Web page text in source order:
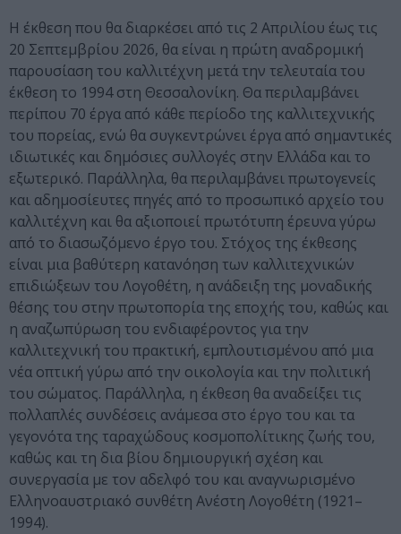
Η έκθεση που θα διαρκέσει από τις 2 Απριλίου έως τις
20 Σεπτεμβρίου 2026, θα είναι η πρώτη αναδρομική
παρουσίαση του καλλιτέχνη μετά την τελευταία του
έκθεση το 1994 στη Θεσσαλονίκη. Θα περιλαμβάνει
περίπου 70 έργα από κάθε περίοδο της καλλιτεχνικής
του πορείας, ενώ θα συγκεντρώνει έργα από σημαντικές
ιδιωτικές και δημόσιες συλλογές στην Ελλάδα και το
εξωτερικό. Παράλληλα, θα περιλαμβάνει πρωτογενείς
και αδημοσίευτες πηγές από το προσωπικό αρχείο του
καλλιτέχνη και θα αξιοποιεί πρωτότυπη έρευνα γύρω
από το διασωζόμενο έργο του. Στόχος της έκθεσης
είναι μια βαθύτερη κατανόηση των καλλιτεχνικών
επιδιώξεων του Λογοθέτη, η ανάδειξη της μοναδικής
θέσης του στην πρωτοπορία της εποχής του, καθώς και
η αναζωπύρωση του ενδιαφέροντος για την
καλλιτεχνική του πρακτική, εμπλουτισμένου από μια
νέα οπτική γύρω από την οικολογία και την πολιτική
του σώματος. Παράλληλα, η έκθεση θα αναδείξει τις
πολλαπλές συνδέσεις ανάμεσα στο έργο του και τα
γεγονότα της ταραχώδους κοσμοπολίτικης ζωής του,
καθώς και τη δια βίου δημιουργική σχέση και
συνεργασία με τον αδελφό του και αναγνωρισμένο
Ελληνοαυστριακό συνθέτη Ανέστη Λογοθέτη (1921–
1994).